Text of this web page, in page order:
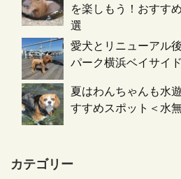
を楽しもう！おすす
選
愛犬とリニューアル
パーク横浜ベイサイ
夏はわんちゃんも水
すすめスポット＜水
カテゴリー